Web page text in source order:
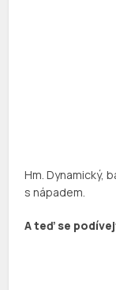
Hm. Dynamický,
s nápadem.
A teď se